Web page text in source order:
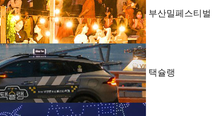
부산밀페스티벌
택슐랭